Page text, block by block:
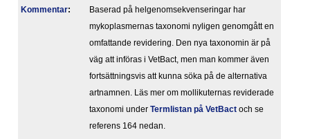
Kommentar:
Baserad på helgenomsekvenseringar har
mykoplasmernas taxonomi nyligen genomgått en
omfattande revidering. Den nya taxonomin är på
väg att införas i VetBact, men man kommer även
fortsättningsvis att kunna söka på de alternativa
artnamnen. Läs mer om mollikuternas reviderade
taxonomi under Termlistan på VetBact och se
referens 164 nedan.